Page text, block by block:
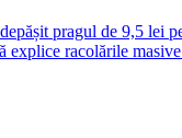
pragul de 9,5
racolările